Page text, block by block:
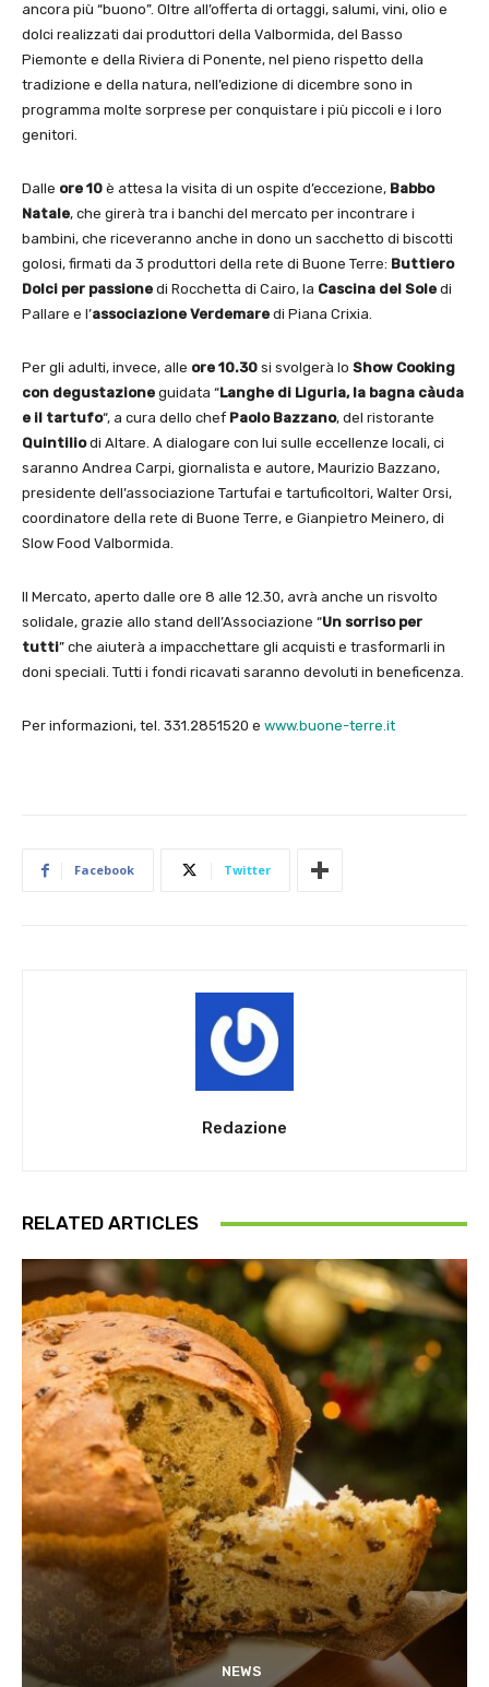
ancora più “buono”. Oltre all’offerta di ortaggi, salumi, vini, olio e
dolci realizzati dai produttori della Valbormida, del Basso
Piemonte e della Riviera di Ponente, nel pieno rispetto della
tradizione e della natura, nell’edizione di dicembre sono in
programma molte sorprese per conquistare i più piccoli e i loro
genitori.
Dalle ore 10 è attesa la visita di un ospite d’eccezione, Babbo
Natale, che girerà tra i banchi del mercato per incontrare i
bambini, che riceveranno anche in dono un sacchetto di biscotti
golosi, firmati da 3 produttori della rete di Buone Terre: Buttiero
Dolci per passione di Rocchetta di Cairo, la Cascina del Sole di
Pallare e l’associazione Verdemare di Piana Crixia.
Per gli adulti, invece, alle ore 10.30 si svolgerà lo Show Cooking
con degustazione guidata “Langhe di Liguria, la bagna càuda
e il tartufo“, a cura dello chef Paolo Bazzano, del ristorante
Quintiliodi Altare. A dialogare con lui sulle eccellenze locali, ci
saranno Andrea Carpi, giornalista e autore, Maurizio Bazzano,
presidente dell’associazione Tartufai e tartuficoltori, Walter Orsi,
coordinatore della rete di Buone Terre, e Gianpietro Meinero, di
Slow Food Valbormida.
Il Mercato, aperto dalle ore 8 alle 12.30, avrà anche un risvolto
solidale, grazie allo stand dell’Associazione “Un sorriso per
tutti” che aiuterà a impacchettare gli acquisti e trasformarli in
doni speciali. Tutti i fondi ricavati saranno devoluti in beneficenza.
Per informazioni, tel. 331.2851520 e www.buone-terre.it
Facebook Twitter
Redazione
RELATED ARTICLES
NEWS